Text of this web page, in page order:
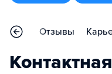
Отзывы